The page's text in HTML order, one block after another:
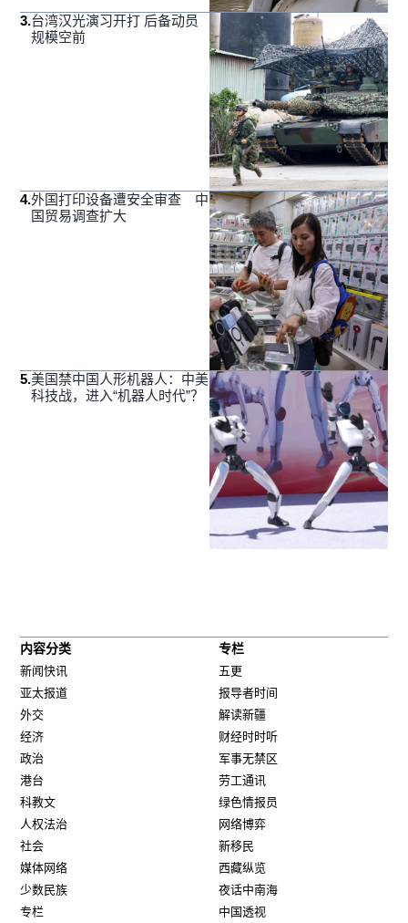
3.台湾汉光演习开打 后备动员
规模空前
4.外国打印设备遭安全审查 中
国贸易调查扩大
5.美国禁中国人形机器人：中美
科技战，进入“机器人时代”？
内容分类
新闻快讯
亚太报道
外交
经济
政治
港台
科教文
人权法治
社会
媒体网络
少数民族
专栏
专栏
五更
报导者时间
解读新疆
财经时时听
军事无禁区
劳工通讯
绿色情报员
网络博弈
新移民
西藏纵览
夜话中南海
中国透视